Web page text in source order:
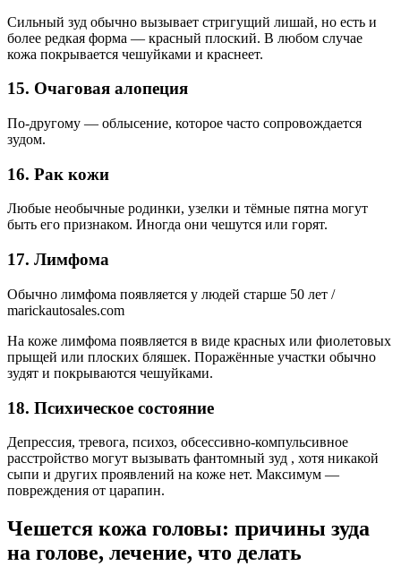
Сильный зуд обычно вызывает стригущий лишай, но есть и
более редкая форма — красный плоский. В любом случае
кожа покрывается чешуйками и краснеет.
15. Очаговая алопеция
По-другому — облысение, которое часто сопровождается
зудом.
16. Рак кожи
Любые необычные родинки, узелки и тёмные пятна могут
быть его признаком. Иногда они чешутся или горят.
17. Лимфома
Обычно лимфома появляется у людей старше 50 лет /
marickautosales.com
На коже лимфома появляется в виде красных или фиолетовых
прыщей или плоских бляшек. Поражённые участки обычно
зудят и покрываются чешуйками.
18. Психическое состояние
Депрессия, тревога, психоз, обсессивно-компульсивное
расстройство могут вызывать фантомный зуд , хотя никакой
сыпи и других проявлений на коже нет. Максимум —
повреждения от царапин.
Чешется кожа головы: причины зуда
на голове, лечение, что делать